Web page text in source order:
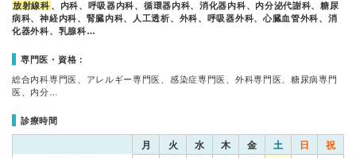
放射線科 、内科、呼吸器内科、循環器内科、消化器内科、内分泌代謝科、糖尿
病科、神経内科、腎臓内科、人工透析、外科、呼吸器外科、心臓血管外科、消
化器外科、乳腺科…
専門医・資格：
総合内科専門医、アレルギー専門医、感染症専門医、外科専門医、糖尿病専門
医、内分…
診療時間
月 火 水 木 金 土 日 祝